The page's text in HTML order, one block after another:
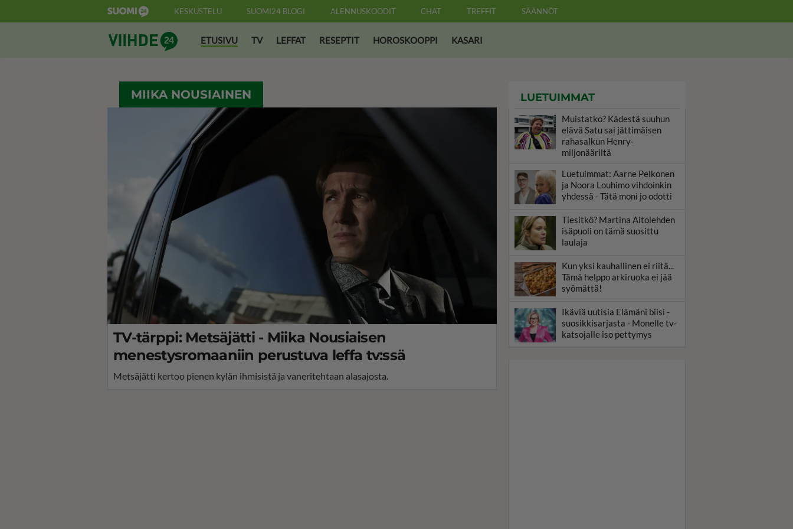
KESKUSTELU SUOMI24 BLOGI ALENNUSKOODIT CHAT TREFFIT SÄÄNNÖT
Suomi24 ViihdeETUSIVU TV LEFFAT RESEPTIT HOROSKOOPPI KASARI
MIIKA NOUSIAINEN
TV-tärppi: Metsäjätti - Miika Nousiaisen
menestysromaaniin perustuva leffa tv:ssä
Metsäjätti kertoo pienen kylän ihmisistä ja vaneritehtaan alasajosta.
LUETUIMMAT
Muistatko? Kädestä suuhun
elävä Satu sai jättimäisen
rahasalkun Henry-
miljonääriltä
Luetuimmat: Aarne Pelkonen
ja Noora Louhimo vihdoinkin
yhdessä - Tätä moni jo odotti
Tiesitkö? Martina Aitolehden
isäpuoli on tämä suosittu
laulaja
Kun yksi kauhallinen ei riitä...
Tämä helppo arkiruoka ei jää
syömättä!
Ikäviä uutisia Elämäni biisi -
suosikkisarjasta - Monelle tv-
katsojalle iso pettymys